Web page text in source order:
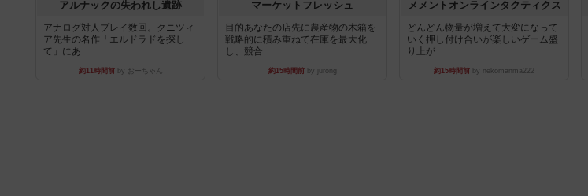
アルナックの失われし遺跡
アナログ対人プレイ数回。クニツィ
ア先生の名作「エルドラドを探し
て」にあ...
約11時間前by おーちゃん
マーケットフレッシュ
目的あなたの店先に農産物の木箱を
戦略的に積み重ねて在庫を最大化
し、競合...
約15時間前by jurong
メメントオンラインタクティクス
どんどん物量が増えて大変になって
いく押し付け合いが楽しいゲーム盛
り上が...
約15時間前 by nekomanma222